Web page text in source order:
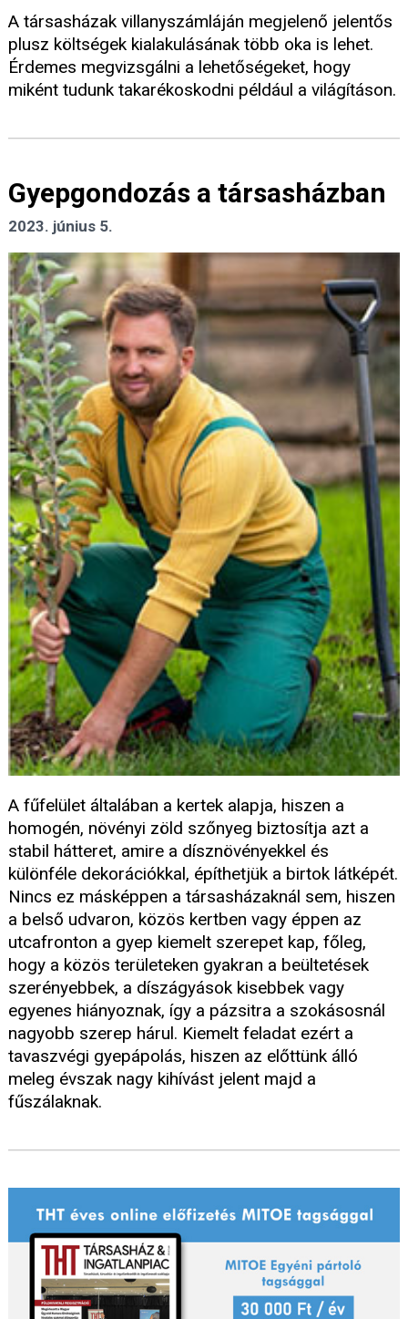
A társasházak villanyszámláján megjelenő jelentős
plusz költségek kialakulásának több oka is lehet.
Érdemes megvizsgálni a lehetőségeket, hogy
miként tudunk takarékoskodni például a világításon.
Gyepgondozás a társasházban
2023. június 5.
A fűfelület általában a kertek alapja, hiszen a
homogén, növényi zöld szőnyeg biztosítja azt a
stabil hátteret, amire a dísznövényekkel és
különféle dekorációkkal, építhetjük a birtok látképét.
Nincs ez másképpen a társasházaknál sem, hiszen
a belső udvaron, közös kertben vagy éppen az
utcafronton a gyep kiemelt szerepet kap, főleg,
hogy a közös területeken gyakran a beültetések
szerényebbek, a díszágyások kisebbek vagy
egyenes hiányoznak, így a pázsitra a szokásosnál
nagyobb szerep hárul. Kiemelt feladat ezért a
tavaszvégi gyepápolás, hiszen az előttünk álló
meleg évszak nagy kihívást jelent majd a
fűszálaknak.